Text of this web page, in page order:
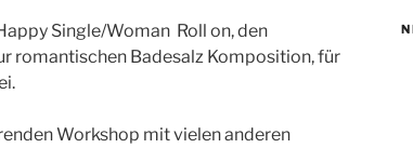
Single/Woman Roll on, den
romantischen Badesalz Komposition, für
Workshop mit vielen anderen